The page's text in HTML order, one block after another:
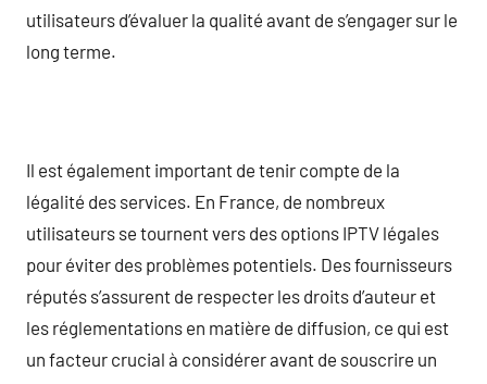
utilisateurs d’évaluer la qualité avant de s’engager sur le
long terme.
Il est également important de tenir compte de la
légalité des services. En France, de nombreux
utilisateurs se tournent vers des options IPTV légales
pour éviter des problèmes potentiels. Des fournisseurs
réputés s’assurent de respecter les droits d’auteur et
les réglementations en matière de diffusion, ce qui est
un facteur crucial à considérer avant de souscrire un